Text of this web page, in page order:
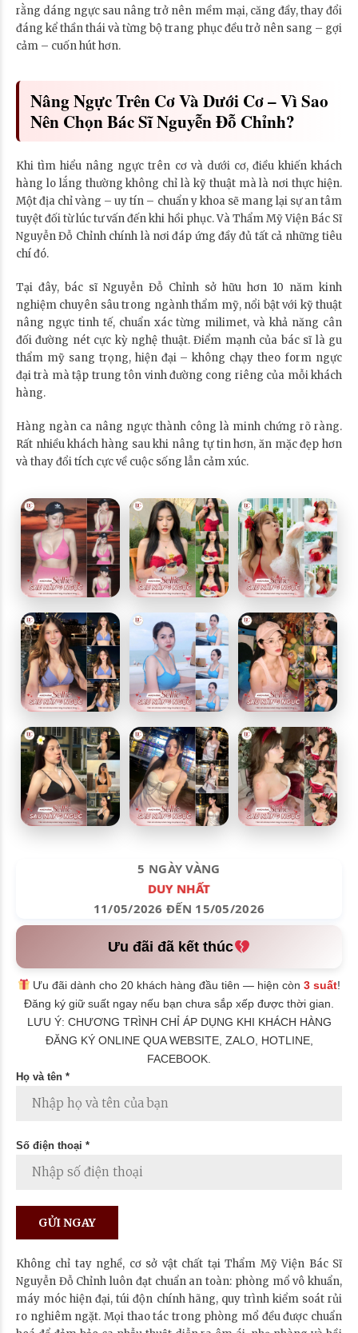
rằng dáng ngực sau nâng trở nên mềm mại, căng đầy, thay đổi
đáng kể thần thái và từng bộ trang phục đều trở nên sang – gợi
cảm – cuốn hút hơn.
Nâng Ngực Trên Cơ Và Dưới Cơ – Vì Sao
Nên Chọn Bác Sĩ Nguyễn Đỗ Chỉnh?
Khi tìm hiểu nâng ngực trên cơ và dưới cơ, điều khiến khách
hàng lo lắng thường không chỉ là kỹ thuật mà là nơi thực hiện.
Một địa chỉ vàng – uy tín – chuẩn y khoa sẽ mang lại sự an tâm
tuyệt đối từ lúc tư vấn đến khi hồi phục. Và Thẩm Mỹ Viện Bác Sĩ
Nguyễn Đỗ Chỉnh chính là nơi đáp ứng đầy đủ tất cả những tiêu
chí đó.
Tại đây, bác sĩ Nguyễn Đỗ Chỉnh sở hữu hơn 10 năm kinh
nghiệm chuyên sâu trong ngành thẩm mỹ, nổi bật với kỹ thuật
nâng ngực tinh tế, chuẩn xác từng milimet, và khả năng cân
đối đường nét cực kỳ nghệ thuật. Điểm mạnh của bác sĩ là gu
thẩm mỹ sang trọng, hiện đại – không chạy theo form ngực
đại trà mà tập trung tôn vinh đường cong riêng của mỗi khách
hàng.
Hàng ngàn ca nâng ngực thành công là minh chứng rõ ràng.
Rất nhiều khách hàng sau khi nâng tự tin hơn, ăn mặc đẹp hơn
và thay đổi tích cực về cuộc sống lẫn cảm xúc.
5 NGÀY VÀNG
DUY NHẤT
11/05/2026 ĐẾN 15/05/2026
Ưu đãi đã kết thúc
Ưu đãi dành cho 20 khách hàng đầu tiên — hiện còn3 suất!
Đăng ký giữ suất ngay nếu bạn chưa sắp xếp được thời gian.
LƯU Ý: CHƯƠNG TRÌNH CHỈ ÁP DỤNG KHI KHÁCH HÀNG
ĐĂNG KÝ ONLINE QUA WEBSITE, ZALO, HOTLINE,
FACEBOOK.
Họ và tên *
Số điện thoại *
Không chỉ tay nghề, cơ sở vật chất tại Thẩm Mỹ Viện Bác Sĩ
Nguyễn Đỗ Chỉnh luôn đạt chuẩn an toàn: phòng mổ vô khuẩn,
máy móc hiện đại, túi độn chính hãng, quy trình kiểm soát rủi
ro nghiêm ngặt. Mọi thao tác trong phòng mổ đều được chuẩn